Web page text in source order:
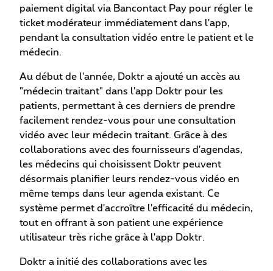
paiement digital via Bancontact Pay pour régler le
ticket modérateur immédiatement dans l'app,
pendant la consultation vidéo entre le patient et le
médecin.
Au début de l'année, Doktr a ajouté un accès au
"médecin traitant" dans l'app Doktr pour les
patients, permettant à ces derniers de prendre
facilement rendez-vous pour une consultation
vidéo avec leur médecin traitant. Grâce à des
collaborations avec des fournisseurs d'agendas,
les médecins qui choisissent Doktr peuvent
désormais planifier leurs rendez-vous vidéo en
même temps dans leur agenda existant. Ce
système permet d'accroître l'efficacité du médecin,
tout en offrant à son patient une expérience
utilisateur très riche grâce à l'app Doktr.
Doktr a initié des collaborations avec les